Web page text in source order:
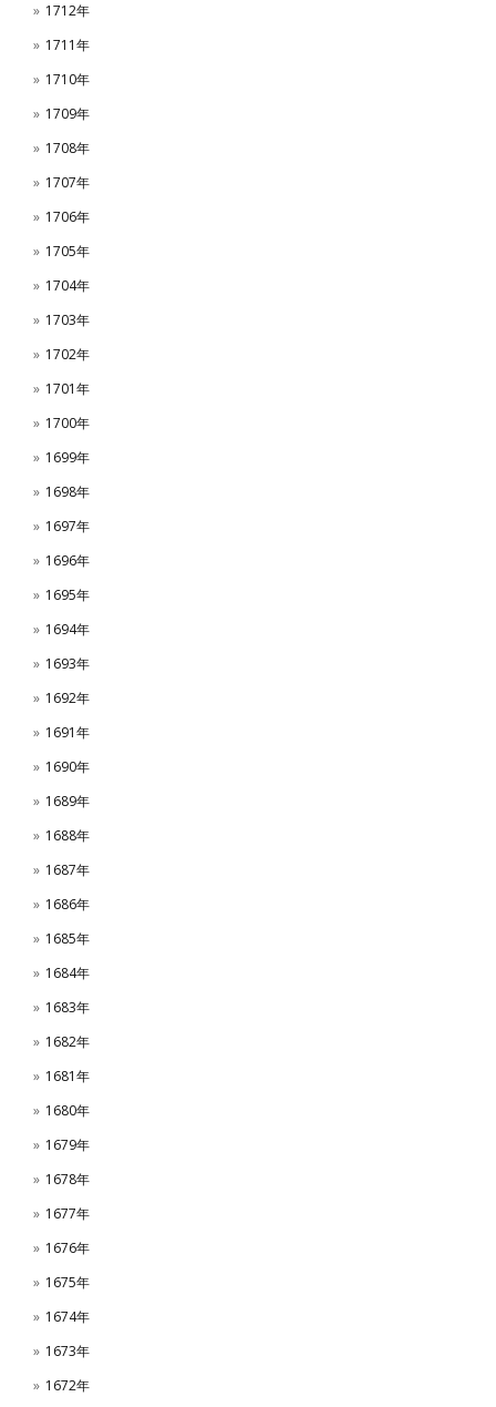
1712年
1711年
1710年
1709年
1708年
1707年
1706年
1705年
1704年
1703年
1702年
1701年
1700年
1699年
1698年
1697年
1696年
1695年
1694年
1693年
1692年
1691年
1690年
1689年
1688年
1687年
1686年
1685年
1684年
1683年
1682年
1681年
1680年
1679年
1678年
1677年
1676年
1675年
1674年
1673年
1672年